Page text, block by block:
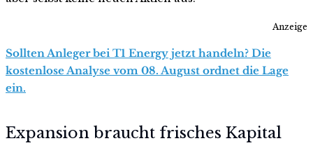
Anzeige
Sollten Anleger bei T1 Energy jetzt handeln? Die
kostenlose Analyse vom 08. August ordnet die Lage
ein.
Expansion braucht frisches Kapital